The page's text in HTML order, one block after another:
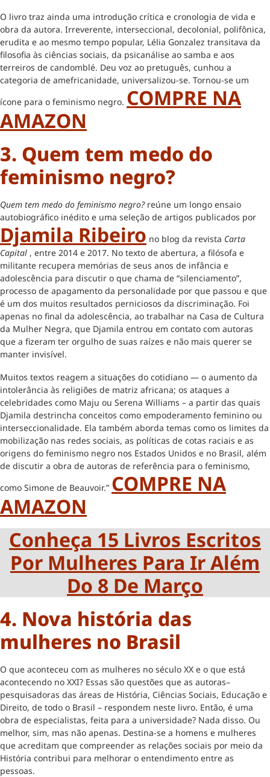
O livro traz ainda uma introdução crítica e cronologia de vida e
obra da autora. Irreverente, interseccional, decolonial, polifônica,
erudita e ao mesmo tempo popular, Lélia Gonzalez transitava da
filosofia às ciências sociais, da psicanálise ao samba e aos
terreiros de candomblé. Deu voz ao pretuguês, cunhou a
categoria de amefricanidade, universalizou-se. Tornou-se um
ícone para o feminismo negro. COMPRE NA
AMAZON
3. Quem tem medo do
feminismo negro?
Quem tem medo do feminismo negro? reúne um longo ensaio
autobiográfico inédito e uma seleção de artigos publicados por
Djamila Ribeiro no blog da revista Carta
Capital , entre 2014 e 2017. No texto de abertura, a filósofa e
militante recupera memórias de seus anos de infância e
adolescência para discutir o que chama de “silenciamento”,
processo de apagamento da personalidade por que passou e que
é um dos muitos resultados perniciosos da discriminação. Foi
apenas no final da adolescência, ao trabalhar na Casa de Cultura
da Mulher Negra, que Djamila entrou em contato com autoras
que a fizeram ter orgulho de suas raízes e não mais querer se
manter invisível.
Muitos textos reagem a situações do cotidiano — o aumento da
intolerância às religiões de matriz africana; os ataques a
celebridades como Maju ou Serena Williams – a partir das quais
Djamila destrincha conceitos como empoderamento feminino ou
interseccionalidade. Ela também aborda temas como os limites da
mobilização nas redes sociais, as políticas de cotas raciais e as
origens do feminismo negro nos Estados Unidos e no Brasil, além
de discutir a obra de autoras de referência para o feminismo,
como Simone de Beauvoir.” COMPRE NA
AMAZON
Conheça 15 Livros Escritos
Por Mulheres Para Ir Além
Do 8 De Março
4. Nova história das
mulheres no Brasil
O que aconteceu com as mulheres no século XX e o que está
acontecendo no XXI? Essas são questões que as autoras–
pesquisadoras das áreas de História, Ciências Sociais, Educação e
Direito, de todo o Brasil – respondem neste livro. Então, é uma
obra de especialistas, feita para a universidade? Nada disso. Ou
melhor, sim, mas não apenas. Destina-se a homens e mulheres
que acreditam que compreender as relações sociais por meio da
História contribui para melhorar o entendimento entre as
pessoas.